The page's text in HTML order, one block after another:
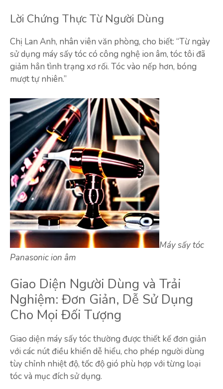
Lời Chứng Thực Từ Người Dùng
Chị Lan Anh, nhân viên văn phòng, cho biết: “Từ ngày
sử dụng máy sấy tóc có công nghệ ion âm, tóc tôi đã
giảm hẳn tình trạng xơ rối. Tóc vào nếp hơn, bóng
mượt tự nhiên.”
Máy sấy tóc
Panasonic ion âm
Giao Diện Người Dùng và Trải
Nghiệm: Đơn Giản, Dễ Sử Dụng
Cho Mọi Đối Tượng
Giao diện máy sấy tóc thường được thiết kế đơn giản
với các nút điều khiển dễ hiểu, cho phép người dùng
tùy chỉnh nhiệt độ, tốc độ gió phù hợp với từng loại
tóc và mục đích sử dụng.